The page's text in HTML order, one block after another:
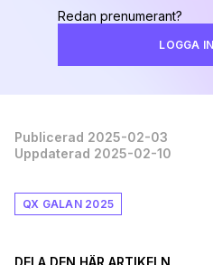
Redan prenumerant?
LOGGA
Publicerad 2025-02-03
Uppdaterad 2025-02-10
QX GALAN 2025
DELA DEN HÄR ARTIKELN